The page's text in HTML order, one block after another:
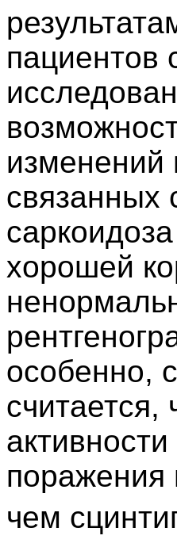
пациентов
изменений
связанных
хорошей
особенно,
считается,
поражения
чем